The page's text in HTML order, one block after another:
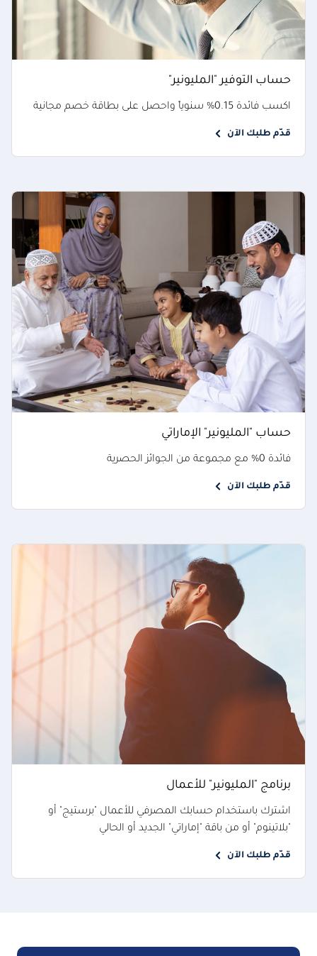
حساب التوفير "المليونير"
اكسب فائدة 0.15% سنوياً واحصل على بطاقة خصم مجانية
قدّم طلبك الآن
حساب "المليونير" الإماراتي
فائدة 0% مع مجموعة من الجوائز الحصرية
قدّم طلبك الآن
برنامج "المليونير" للأعمال
اشترك باستخدام حسابك المصرفي للأعمال "برستيج" أو
"بلاتينوم" أو من باقة "إماراتي" الجديد أو الحالي
قدّم طلبك الآن